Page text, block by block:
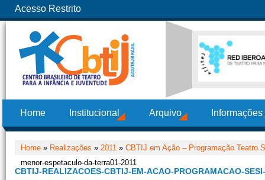
Acesso Restrito
Home Institucional Arquivo
Home » Realizações » 2011 » CBTIJ em Ação – Programação Teatro
menor-espetaculo-da-terra01-2011
CBTIJ-REALIZACOES-CBTIJ-EM-ACAO-PROGRAMACAO-